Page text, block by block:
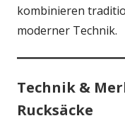
kombinieren
moderner Technik.
Technik &
Rucksäcke